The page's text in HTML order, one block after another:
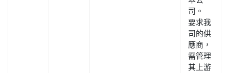
司。
要求我
司的供
應商，
需管理
其上游